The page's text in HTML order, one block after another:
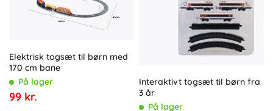
Elektrisk togsæt til børn med
170 cm bane
På lager
99 kr.
Interaktivt togsæt til børn fra
3 år
På lager